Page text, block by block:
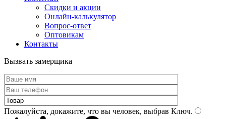
Скидки и акции
Онлайн-калькулятор
Вопрос-ответ
Оптовикам
Контакты
Вызвать замерщика
Пожалуйста, докажите, что вы человек, выбрав Ключ.